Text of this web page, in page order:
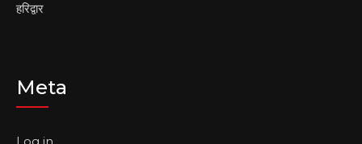
हरिद्वार
Meta